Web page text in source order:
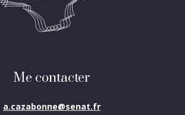
Me contacter
a.cazabonne@senat.fr